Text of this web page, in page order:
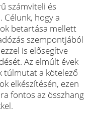
számviteli és
Célunk, hogy a
betartása mellett
szempontjából
is elősegítve
Az elmúlt évek
túlmutat a kötelező
elkészítésén, ezen
fontos az összhang